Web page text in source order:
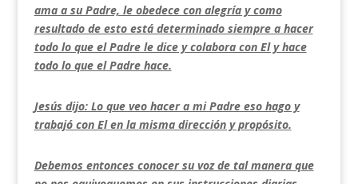
ama a su Padre, le obedece con alegría y como
resultado de esto está determinado siempre a hacer
todo lo que el Padre le dice y colabora con El y hace
todo lo que el Padre hace.
Jesús dijo: Lo que veo hacer a mi Padre eso hago y
trabajó con El en la misma dirección y propósito.
Debemos entonces conocer su voz de tal manera que